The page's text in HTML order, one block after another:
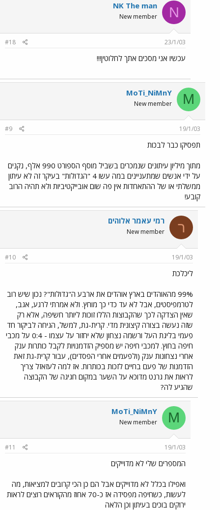
N
NK The man
New member
23/1/03
#18
עכשיו אני מסכים אתך לחלוטין!!!
M
MoTi_NiMnY
New member
19/1/03
#9
תפסיקו כבר לבכות
מתוך מיליון עיתונים שנמכרים בשביל מוסף הספורט 990 אלף, נקנים
על ידי אנשים שמתעניינים במה עשו 4 "הגדולות" בעיקר זה לא עיתון
ממשלתי או של ההתאחדות אין פה שום אובייקטיביות ולא תהיה הרוב
קובע!
ר רמי עאמר אלוהים
New member
19/1/03
#10
ליכלכת
99% מהאוהדים בארץ אוהדים את ארבע ה"גדולות"? נכון שיש רוב
לטרמפיסטים, אבל לא עד כדי כך מוחץ. ולא אמרתי לרגע, אגב,
שאין הצדקה לכך שהקבוצות הללו זוכות ליותר חשיפה, אלא רק
שזה נעשה בצורה קיצונית מדי. קרית-גת, למשל, הגיחה לביקור חד
פעמי בליגת העל ורשמה נצחון שלא יחזור על עצמו - 0:4 על מכבי
חיפה בחוץ. למכבי חיפה יש מספיק הזדמנויות לקבל כותרות ענק
אחרי נצחונות ענק (ולפעמים אחרי הפסדים), עבור קרית-גת זאת
הזדמנות של פעם בחיים לזכות בכותרות. אז למה לעזאזל צריך
לראות את גרנט מדוכא על השער במקום חגיגה של הקבוצה
שהגיע לה?
M
MoTi_NiMnY
New member
19/1/03
#11
המספרים שלי לא מדוייקים
ואפילו בכלל לא מדוייקים אבל הם כן הכי קרובים למציאות, מה
לעשות, כשחיפה מפסידה אז כ-70 אחוז מהקוראים רוצים לראות
ירוקים בוכים בעיתון וכן הלאה